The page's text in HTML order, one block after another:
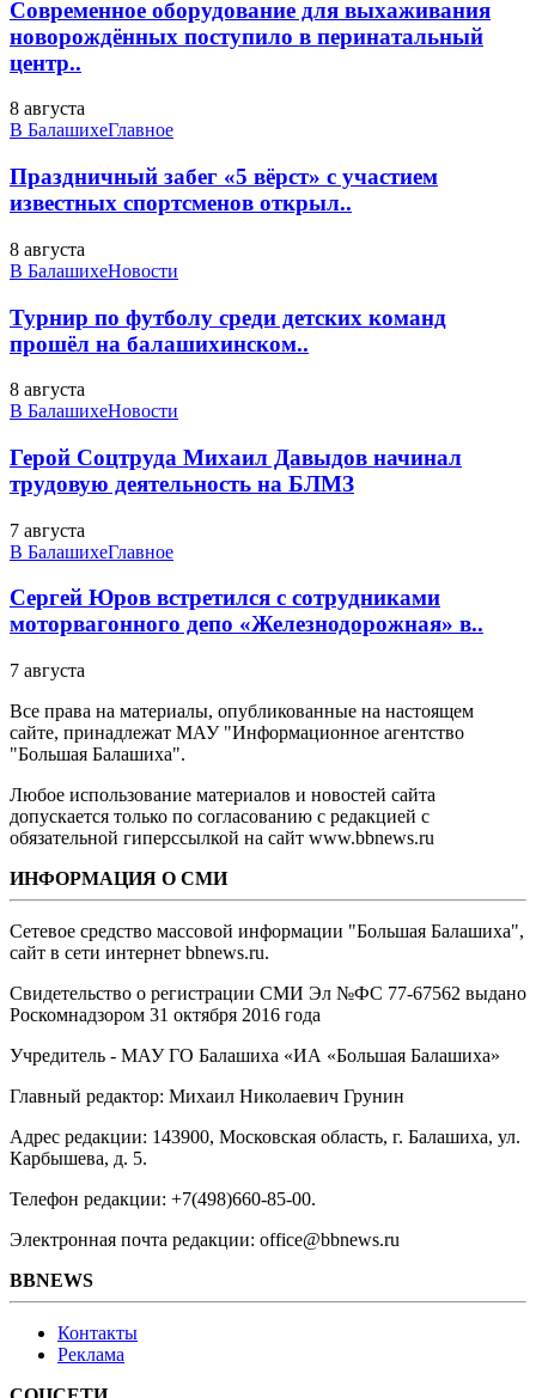
Современное оборудование для выхаживания
новорождённых поступило в перинатальный
центр..
8 августа
В БалашихеГлавное
Праздничный забег «5 вёрст» с участием
известных спортсменов открыл..
8 августа
В БалашихеНовости
Турнир по футболу среди детских команд
прошёл на балашихинском..
8 августа
В БалашихеНовости
Герой Соцтруда Михаил Давыдов начинал
трудовую деятельность на БЛМЗ
7 августа
В БалашихеГлавное
Сергей Юров встретился с сотрудниками
моторвагонного депо «Железнодорожная» в..
7 августа
Все права на материалы, опубликованные на настоящем
сайте, принадлежат МАУ "Информационное агентство
"Большая Балашиха".
Любое использование материалов и новостей сайта
допускается только по согласованию с редакцией с
обязательной гиперссылкой на сайт www.bbnews.ru
ИНФОРМАЦИЯ О СМИ
Сетевое средство массовой информации "Большая Балашиха",
сайт в сети интернет bbnews.ru.
Свидетельство о регистрации СМИ Эл №ФС ‎77-67562 выдано
Роскомнадзором 31 октября 2016 года
Учредитель - МАУ ГО Балашиха «ИА «Большая Балашиха»
Главный редактор: Михаил Николаевич Грунин
Адрес редакции: 143900, Московская область, г. Балашиха, ул.
Карбышева, д. 5.
Телефон редакции: +7(498)660-85-00.
Электронная почта редакции: office@bbnews.ru
BBNEWS
Контакты
Реклама